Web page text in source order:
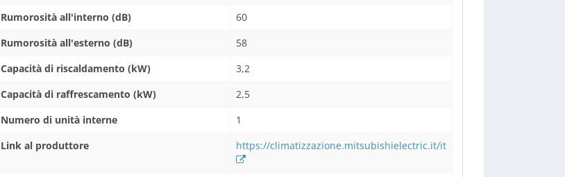
Rumorosità all'interno (dB)
60
Rumorosità all'esterno (dB)
58
Capacità di riscaldamento (kW)
3,2
Capacità di raffrescamento (kW)
2,5
Numero di unità interne
1
Link al produttore
https://climatizzazione.mitsubishielectric.it/it